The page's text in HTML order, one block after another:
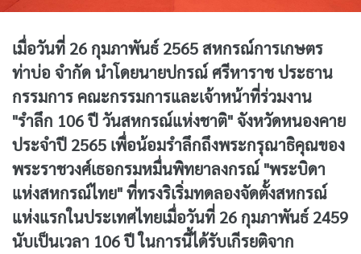
เมื่อวันที่ 26 กุมภาพันธ์ 2565 สหกรณ์การเกษตร
ท่าบ่อ จำกัด นำโดยนายปกรณ์ ศรีหาราช ประธาน
กรรมการ คณะกรรมการและเจ้าหน้าที่ร่วมงาน
"รำลึก 106 ปี วันสหกรณ์แห่งชาติ" จังหวัดหนองคาย
ประจำปี 2565 เพื่อน้อมรำลึกถึงพระกรุณาธิคุณของ
พระราชวงศ์เธอกรมหมื่นพิทยาลงกรณ์ "พระบิดา
แห่งสหกรณ์ไทย" ที่ทรงริเริ่มทดลองจัดตั้งสหกรณ์
แห่งแรกในประเทศไทยเมื่อวันที่ 26 กุมภาพันธ์ 2459
นับเป็นเวลา 106 ปี ในการนี้ได้รับเกีรยติจาก